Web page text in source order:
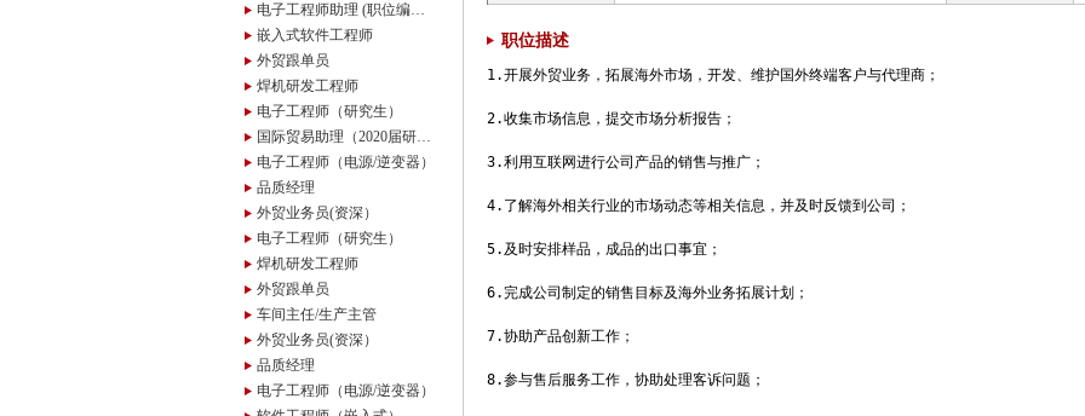
电子工程师助理 (职位编号：20181227)
嵌入式软件工程师
外贸跟单员
焊机研发工程师
电子工程师（研究生）
国际贸易助理（2020届研究生）
电子工程师（电源/逆变器）
品质经理
外贸业务员(资深）
电子工程师（研究生）
焊机研发工程师
外贸跟单员
车间主任/生产主管
外贸业务员(资深）
品质经理
电子工程师（电源/逆变器）
职位描述
1.开展外贸业务，拓展海外市场，开发、维护国外终端客户与代理商；
2.收集市场信息，提交市场分析报告；
3.利用互联网进行公司产品的销售与推广；
4.了解海外相关行业的市场动态等相关信息，并及时反馈到公司；
5.及时安排样品，成品的出口事宜；
6.完成公司制定的销售目标及海外业务拓展计划；
7.协助产品创新工作；
8.参与售后服务工作，协助处理客诉问题；